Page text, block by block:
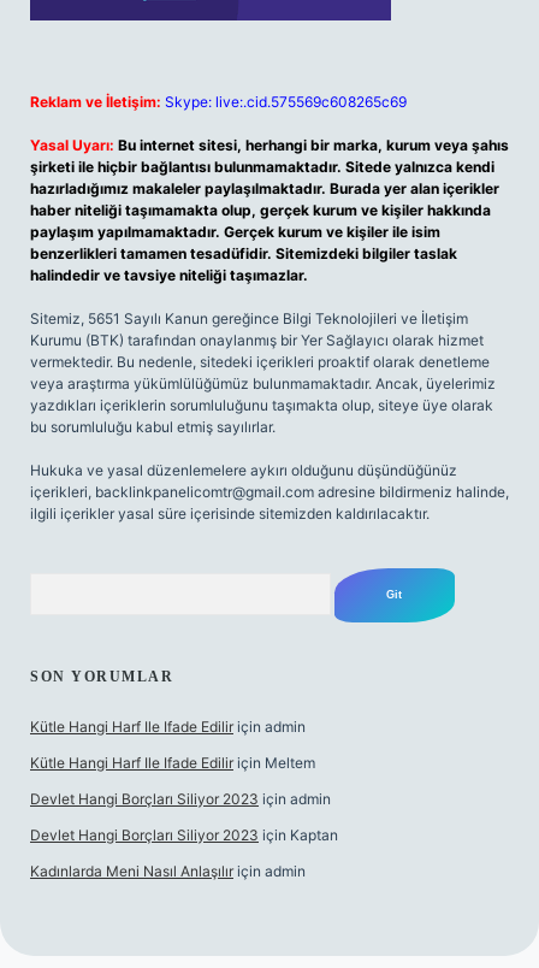
Reklam ve İletişim: Skype: live:.cid.575569c608265c69
Yasal Uyarı: Bu internet sitesi, herhangi bir marka, kurum veya şahıs
şirketi ile hiçbir bağlantısı bulunmamaktadır. Sitede yalnızca kendi
hazırladığımız makaleler paylaşılmaktadır. Burada yer alan içerikler
haber niteliği taşımamakta olup, gerçek kurum ve kişiler hakkında
paylaşım yapılmamaktadır. Gerçek kurum ve kişiler ile isim
benzerlikleri tamamen tesadüfidir. Sitemizdeki bilgiler taslak
halindedir ve tavsiye niteliği taşımazlar.
Sitemiz, 5651 Sayılı Kanun gereğince Bilgi Teknolojileri ve İletişim
Kurumu (BTK) tarafından onaylanmış bir Yer Sağlayıcı olarak hizmet
vermektedir. Bu nedenle, sitedeki içerikleri proaktif olarak denetleme
veya araştırma yükümlülüğümüz bulunmamaktadır. Ancak, üyelerimiz
yazdıkları içeriklerin sorumluluğunu taşımakta olup, siteye üye olarak
bu sorumluluğu kabul etmiş sayılırlar.
Hukuka ve yasal düzenlemelere aykırı olduğunu düşündüğünüz
içerikleri, backlinkpanelicomtr@gmail.com adresine bildirmeniz halinde,
ilgili içerikler yasal süre içerisinde sitemizden kaldırılacaktır.
SON YORUMLAR
Kütle Hangi Harf Ile Ifade Edilir için admin
Kütle Hangi Harf Ile Ifade Edilir için Meltem
Devlet Hangi Borçları Siliyor 2023 için admin
Devlet Hangi Borçları Siliyor 2023 için Kaptan
Kadınlarda Meni Nasıl Anlaşılır için admin